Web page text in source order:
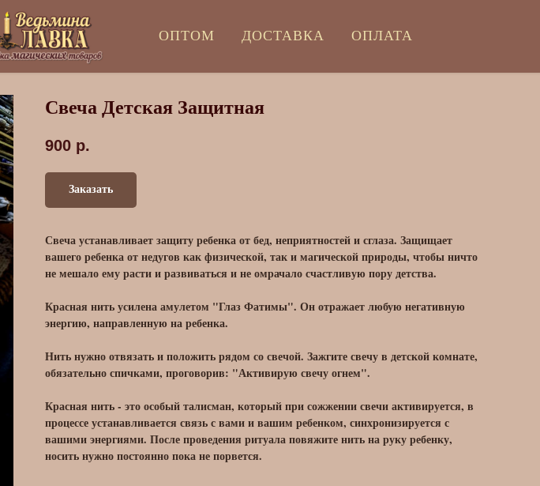
ОПТОМ ДОСТАВКА ОПЛАТА
Свеча Детская Защитная
900 р.
Заказать
Свеча устанавливает защиту ребенка от бед, неприятностей и сглаза. Защищает
вашего ребенка от недугов как физической, так и магической природы, чтобы ничто
не мешало ему расти и развиваться и не омрачало счастливую пору детства.
Красная нить усилена амулетом "Глаз Фатимы". Он отражает любую негативную
энергию, направленную на ребенка.
Нить нужно отвязать и положить рядом со свечой. Зажгите свечу в детской комнате,
обязательно спичками, проговорив: "Активирую свечу огнем".
Красная нить - это особый талисман, который при сожжении свечи активируется, в
процессе устанавливается связь с вами и вашим ребенком, синхронизируется с
вашими энергиями. После проведения ритуала повяжите нить на руку ребенку,
носить нужно постоянно пока не порвется.